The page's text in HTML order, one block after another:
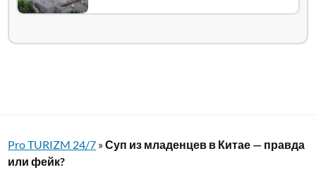
Pro TURIZM 24/7 »Суп из младенцев в Китае — правда
или фейк?